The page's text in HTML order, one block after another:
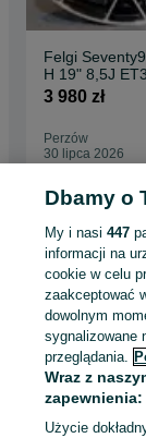
Felgi
H 19" 8,5J
5x120 Black
3 980 zł
Perzów
30 lipca 2026
Strona główna
- Perzów
KATEGORIA
1002407537
Dbamy o
My i nasi447
informacji na
cookie w celu
zaakceptować
dowolnym
sygnalizowane
przeglądania.
Wraz z
zapewnienia:
Użycie